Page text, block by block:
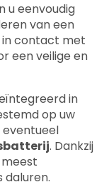
u eenvoudig
van een
in contact met
een veilige en
in
op uw
eventueel
. Dankzij
daluren.